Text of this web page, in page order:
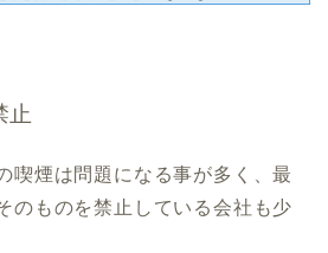
止
喫煙は問題になる事が多く、最
のものを禁止している会社も少